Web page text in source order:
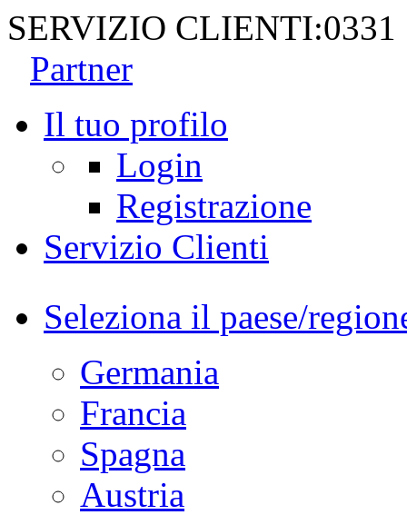
SERVIZIO CLIENTI:0331
Partner
Il tuo profilo
Login
Registrazione
Servizio Clienti
Seleziona il paese/
Germania
Francia
Spagna
Austria